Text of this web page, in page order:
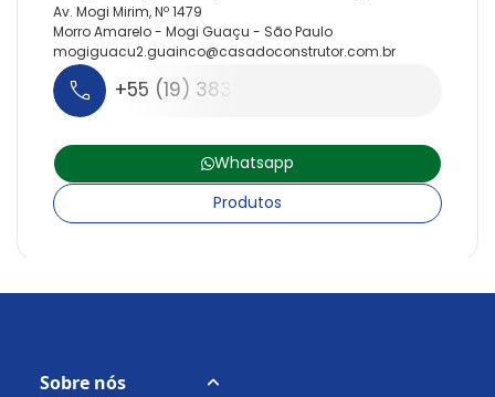
Av. Mogi Mirim, Nº 1479
Morro Amarelo - Mogi Guaçu - São Paulo
mogiguacu2.guainco@casadoconstrutor.com.br
+55 (19) 3831-1568
Whatsapp
Produtos
Sobre nós